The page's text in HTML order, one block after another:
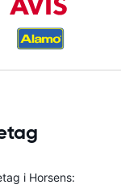
i Horsens: